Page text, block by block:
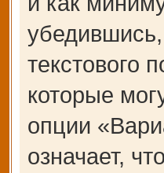
текстового
которые
опции
означает,